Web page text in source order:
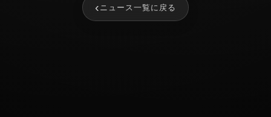
‹ ニュース一覧に戻る